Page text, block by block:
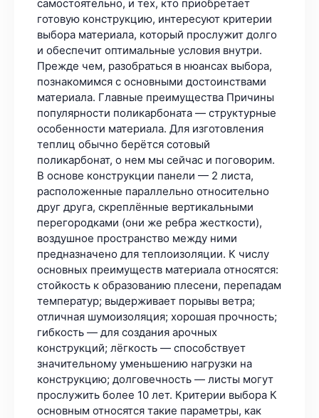
самостоятельно, и тех, кто приобретает
готовую конструкцию, интересуют критерии
выбора материала, который прослужит долго
и обеспечит оптимальные условия внутри.
Прежде чем, разобраться в нюансах выбора,
познакомимся с основными достоинствами
материала. Главные преимущества Причины
популярности поликарбоната — структурные
особенности материала. Для изготовления
теплиц обычно берётся сотовый
поликарбонат, о нем мы сейчас и поговорим.
В основе конструкции панели — 2 листа,
расположенные параллельно относительно
друг друга, скреплённые вертикальными
перегородками (они же ребра жесткости),
воздушное пространство между ними
предназначено для теплоизоляции. К числу
основных преимуществ материала относятся:
стойкость к образованию плесени, перепадам
температур; выдерживает порывы ветра;
отличная шумоизоляция; хорошая прочность;
гибкость — для создания арочных
конструкций; лёгкость — способствует
значительному уменьшению нагрузки на
конструкцию; долговечность — листы могут
прослужить более 10 лет. Критерии выбора К
основным относятся такие параметры, как